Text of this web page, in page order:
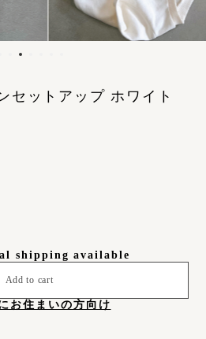
セットアップ ホワイト
shipping available
Add to cart
お住まいの方向け